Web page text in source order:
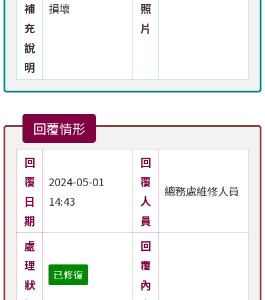
補
充
說
明
損壞
照
片
回覆情形
回
覆
日
期
2024-05-01
14:43
回
覆
人
員
總務處維修人員
處
理
狀
已修復
回
覆
內